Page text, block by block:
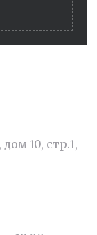
10, стр.1,